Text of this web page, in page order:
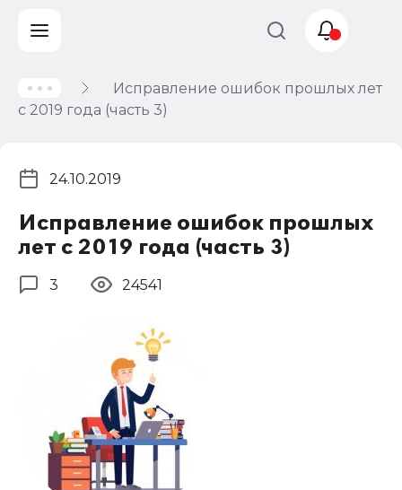
Исправление ошибок прошлых лет
с 2019 года (часть 3)
Исправление ошибок прошлых
лет с 2019 года (часть 3)
24.10.2019
3 24541
Учет и
налогообложение